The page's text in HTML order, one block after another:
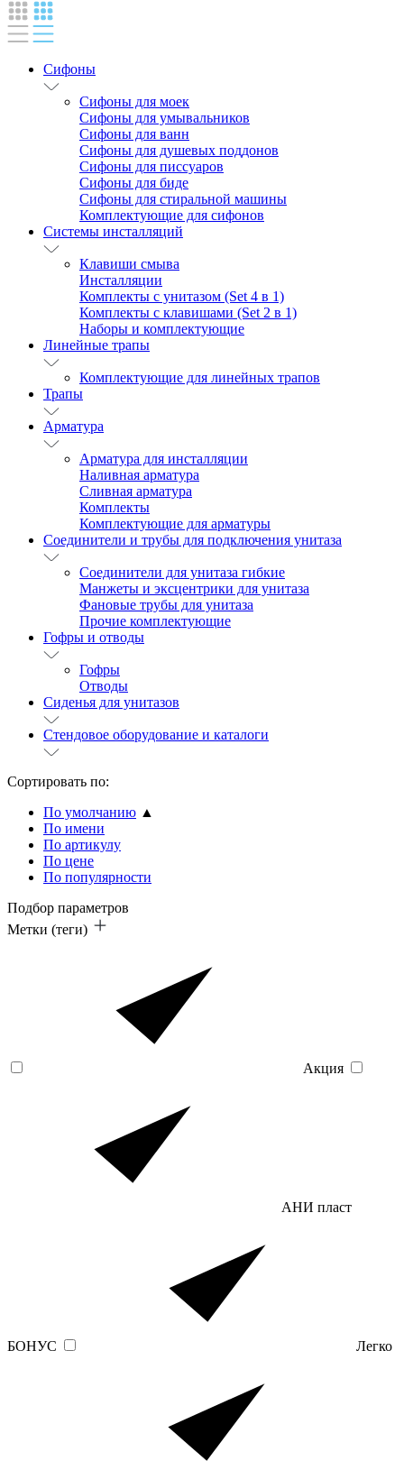
Сифоны
Сифоны для моек
Сифоны для умывальников
Сифоны для ванн
Сифоны для душевых поддонов
Сифоны для писсуаров
Сифоны для биде
Сифоны для стиральной машины
Комплектующие для сифонов
Системы инсталляций
Клавиши смыва
Инсталляции
Комплекты с унитазом (Set 4 в 1)
Комплекты с клавишами (Set 2 в 1)
Наборы и комплектующие
Линейные трапы
Комплектующие для линейных трапов
Трапы
Арматура
Арматура для инсталляции
Наливная арматура
Сливная арматура
Комплекты
Комплектующие для арматуры
Соединители и трубы для подключения унитаза
Соединители для унитаза гибкие
Манжеты и эксцентрики для унитаза
Фановые трубы для унитаза
Прочие комплектующие
Гофры и отводы
Гофры
Отводы
Сиденья для унитазов
Стендовое оборудование и каталоги
Сортировать по:
По умолчанию ▲
По имени
По артикулу
По цене
По популярности
Подбор параметров
Метки (теги)
Акция
АНИ пласт
БОНУС Легко